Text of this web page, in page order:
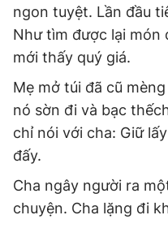
ngon tuyệt. Lần đầu
Như tìm được lại món
mới thấy quý giá.
Mẹ mở túi đã cũ
nó sờn đi và bạc
chỉ nói với cha: Giữ
đấy.
Cha ngây người ra
chuyện. Cha lặng đi